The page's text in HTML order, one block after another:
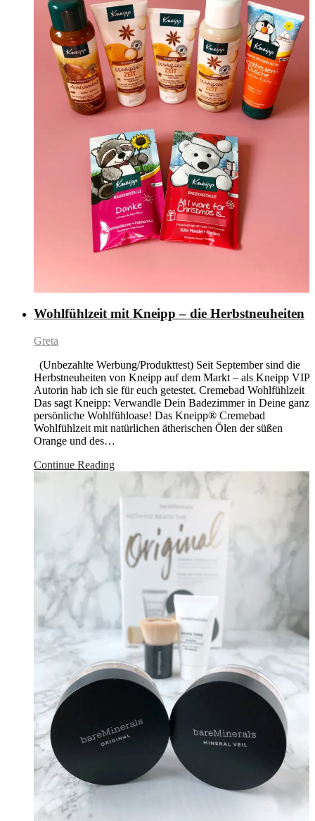
Wohlfühlzeit mit Kneipp – die Herbstneuheiten
Greta
(Unbezahlte Werbung/Produkttest) Seit September sind die
Herbstneuheiten von Kneipp auf dem Markt – als Kneipp VIP
Autorin hab ich sie für euch getestet. Cremebad Wohlfühlzeit
Das sagt Kneipp: Verwandle Dein Badezimmer in Deine ganz
persönliche Wohlfühloase! Das Kneipp® Cremebad
Wohlfühlzeit mit natürlichen ätherischen Ölen der süßen
Orange und des…
Continue Reading